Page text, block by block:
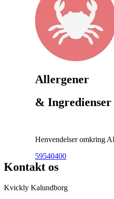
Allergener
& Ingredienser
Henvendelser omkring
59540400
Kontakt os
Kvickly Kalundborg